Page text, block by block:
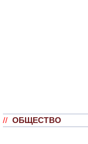
// ОБЩЕСТВО